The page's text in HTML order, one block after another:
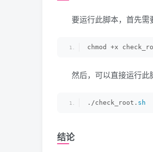
要运行此脚本，首先需
chmod +x
然后，可以直接运行此
./check_root. sh
结论